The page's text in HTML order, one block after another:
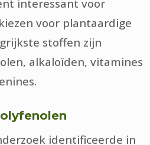
interessant voor
voor plantaardige
stoffen zijn
alkaloïden, vitamines
identificeerde in